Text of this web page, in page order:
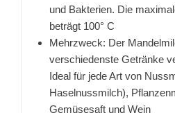
und Bakterien. Die
beträgt 100° C
Mehrzweck: Der
verschiedenste Getränke
Ideal für jede Art von
Haselnussmilch),
Gemüsesaft und Wein